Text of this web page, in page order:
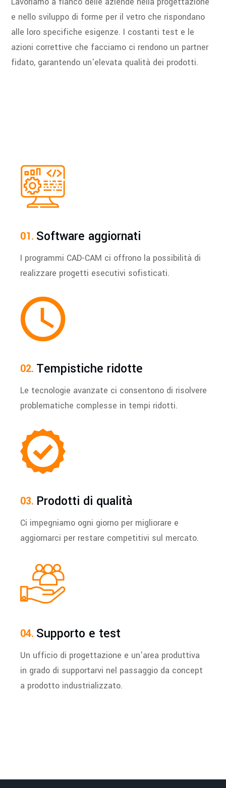
e nello sviluppo di forme per il vetro che rispondano
alle loro specifiche esigenze. I costanti test e le
azioni correttive che facciamo ci rendono un partner
fidato, garantendo un'elevata qualità dei prodotti.
Software aggiornati
I programmi CAD-CAM ci offrono la possibilità di
realizzare progetti esecutivi sofisticati.
Tempistiche ridotte
Le tecnologie avanzate ci consentono di risolvere
problematiche complesse in tempi ridotti.
Prodotti di qualità
Ci impegniamo ogni giorno per migliorare e
aggiornarci per restare competitivi sul mercato.
Supporto e test
Un ufficio di progettazione e un'area produttiva
in grado di supportarvi nel passaggio da concept
a prodotto industrializzato.